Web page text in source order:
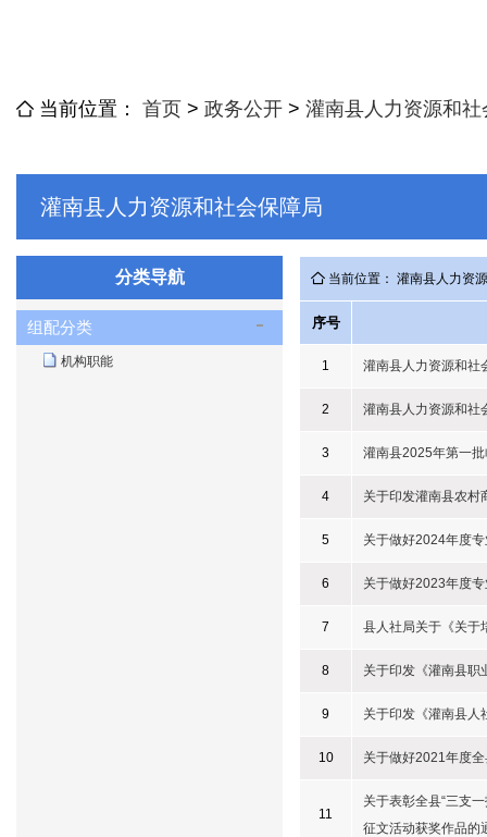
当前位置： 首页 > 政务公开 > 灌南县人力资源和社
灌南县人力资源和社会保障局
分类导航
组配分类
机构职能
当前位置： 灌南县人力资
序号
1 灌南县人力资源和社
2 灌南县人力资源和社
3 灌南县2025年第一
4 关于印发灌南县农村
5 关于做好2024年度
6 关于做好2023年度
7 县人社局关于《关于
8 关于印发《灌南县职
9 关于印发《灌南县人
10 关于做好2021年度
11
关于表彰全县“三支
征文活动获奖作品的